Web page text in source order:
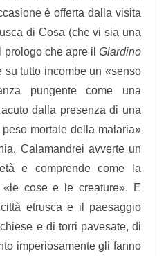
è offerta dalla visita
di Cosa (che vi sia una
che apre il Giardino
su tutto incombe un «senso
pungente come una
dalla presenza di una
mortale della malaria»
Calamandrei avverte un
e comprende come la
«le cose e le creature». E
etrusca e il paesaggio
e di torri pavesate, di
imperiosamente gli fanno